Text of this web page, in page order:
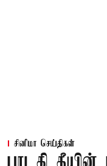
சினிமா செய்திகள்